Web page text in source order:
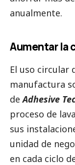
anualmente.
Aumentar la
El uso circular
manufactura
deAdhesive
proceso de
sus
unidad de
en cada ciclo